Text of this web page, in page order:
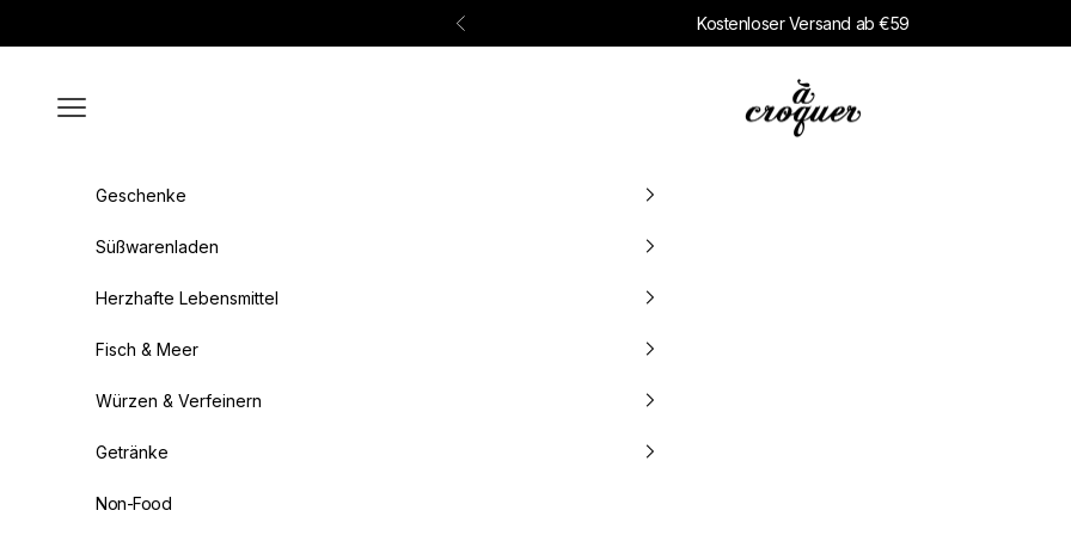
Zurück Kostenloser Versand ab €59
à croquer
Menü
Geschenke
Süßwarenladen
Herzhafte Lebensmittel
Fisch & Meer
Würzen & Verfeinern
Getränke
Non-Food